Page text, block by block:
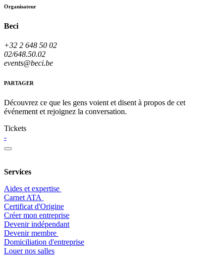
Organisateur
Beci
+32 2 648 50 02
02/648.50.02
events@beci.be
PARTAGER
Découvrez ce que les gens voient et disent à propos de cet
événement et rejoignez la conversation.
Tickets
-
Services
Aides et expertise
​Carnet ATA
Certificat d'Origine
Créer mon entreprise
Devenir indépendant
Devenir membre
​Domiciliation d'entreprise
Louer nos salles